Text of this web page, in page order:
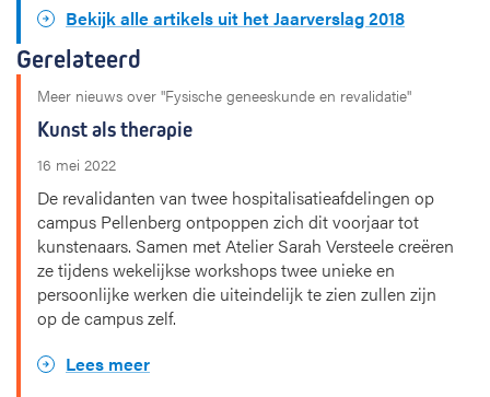
Bekijk alle artikels uit het Jaarverslag 2018
Gerelateerd
Meer nieuws over "Fysische geneeskunde en revalidatie"
Kunst als therapie
16 mei 2022
De revalidanten van twee hospitalisatieafdelingen op
campus Pellenberg ontpoppen zich dit voorjaar tot
kunstenaars. Samen met Atelier Sarah Versteele creëren
ze tijdens wekelijkse workshops twee unieke en
persoonlijke werken die uiteindelijk te zien zullen zijn
op de campus zelf.
Lees meer